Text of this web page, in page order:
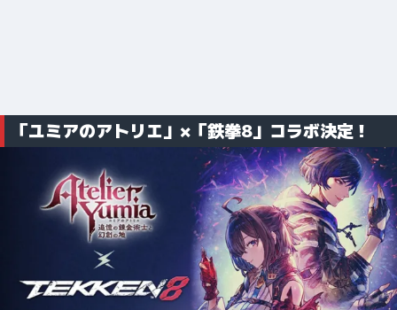
「ユミアのアトリエ」×「鉄拳8」コラボ決定！